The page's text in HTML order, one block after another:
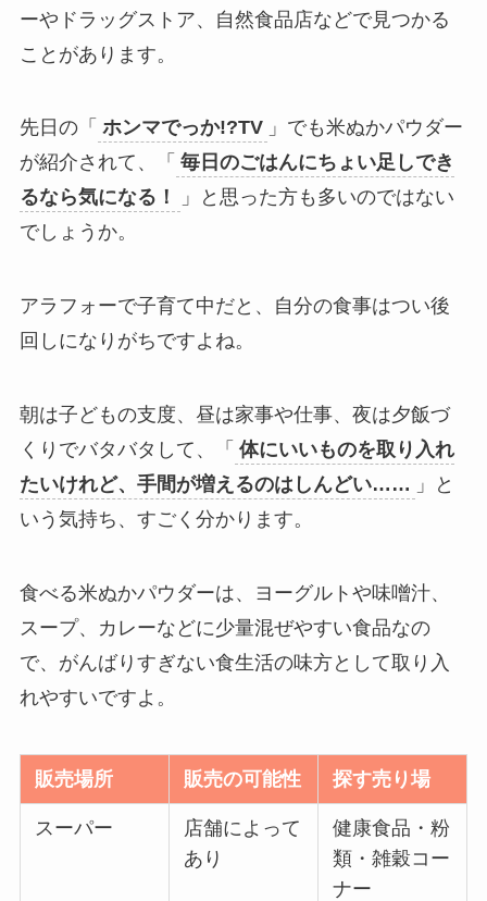
ーやドラッグストア、自然食品店などで見つかる
ことがあります。
先日の「 ホンマでっか!?TV 」でも米ぬかパウダー
が紹介されて、「 毎日のごはんにちょい足しでき
るなら気になる！
」と思った方も多いのではない
でしょうか。
アラフォーで子育て中だと、自分の食事はつい後
回しになりがちですよね。
朝は子どもの支度、昼は家事や仕事、夜は夕飯づ
くりでバタバタして、「 体にいいものを取り入れ
たいけれど、手間が増えるのはしんどい…… 」と
いう気持ち、すごく分かります。
食べる米ぬかパウダーは、ヨーグルトや味噌汁、
スープ、カレーなどに少量混ぜやすい食品なの
で、がんばりすぎない食生活の味方として取り入
れやすいですよ。
販売場所 販売の可能性 探す売り場
スーパー
店舗によって
あり
健康食品・粉
類・雑穀コー
ナー